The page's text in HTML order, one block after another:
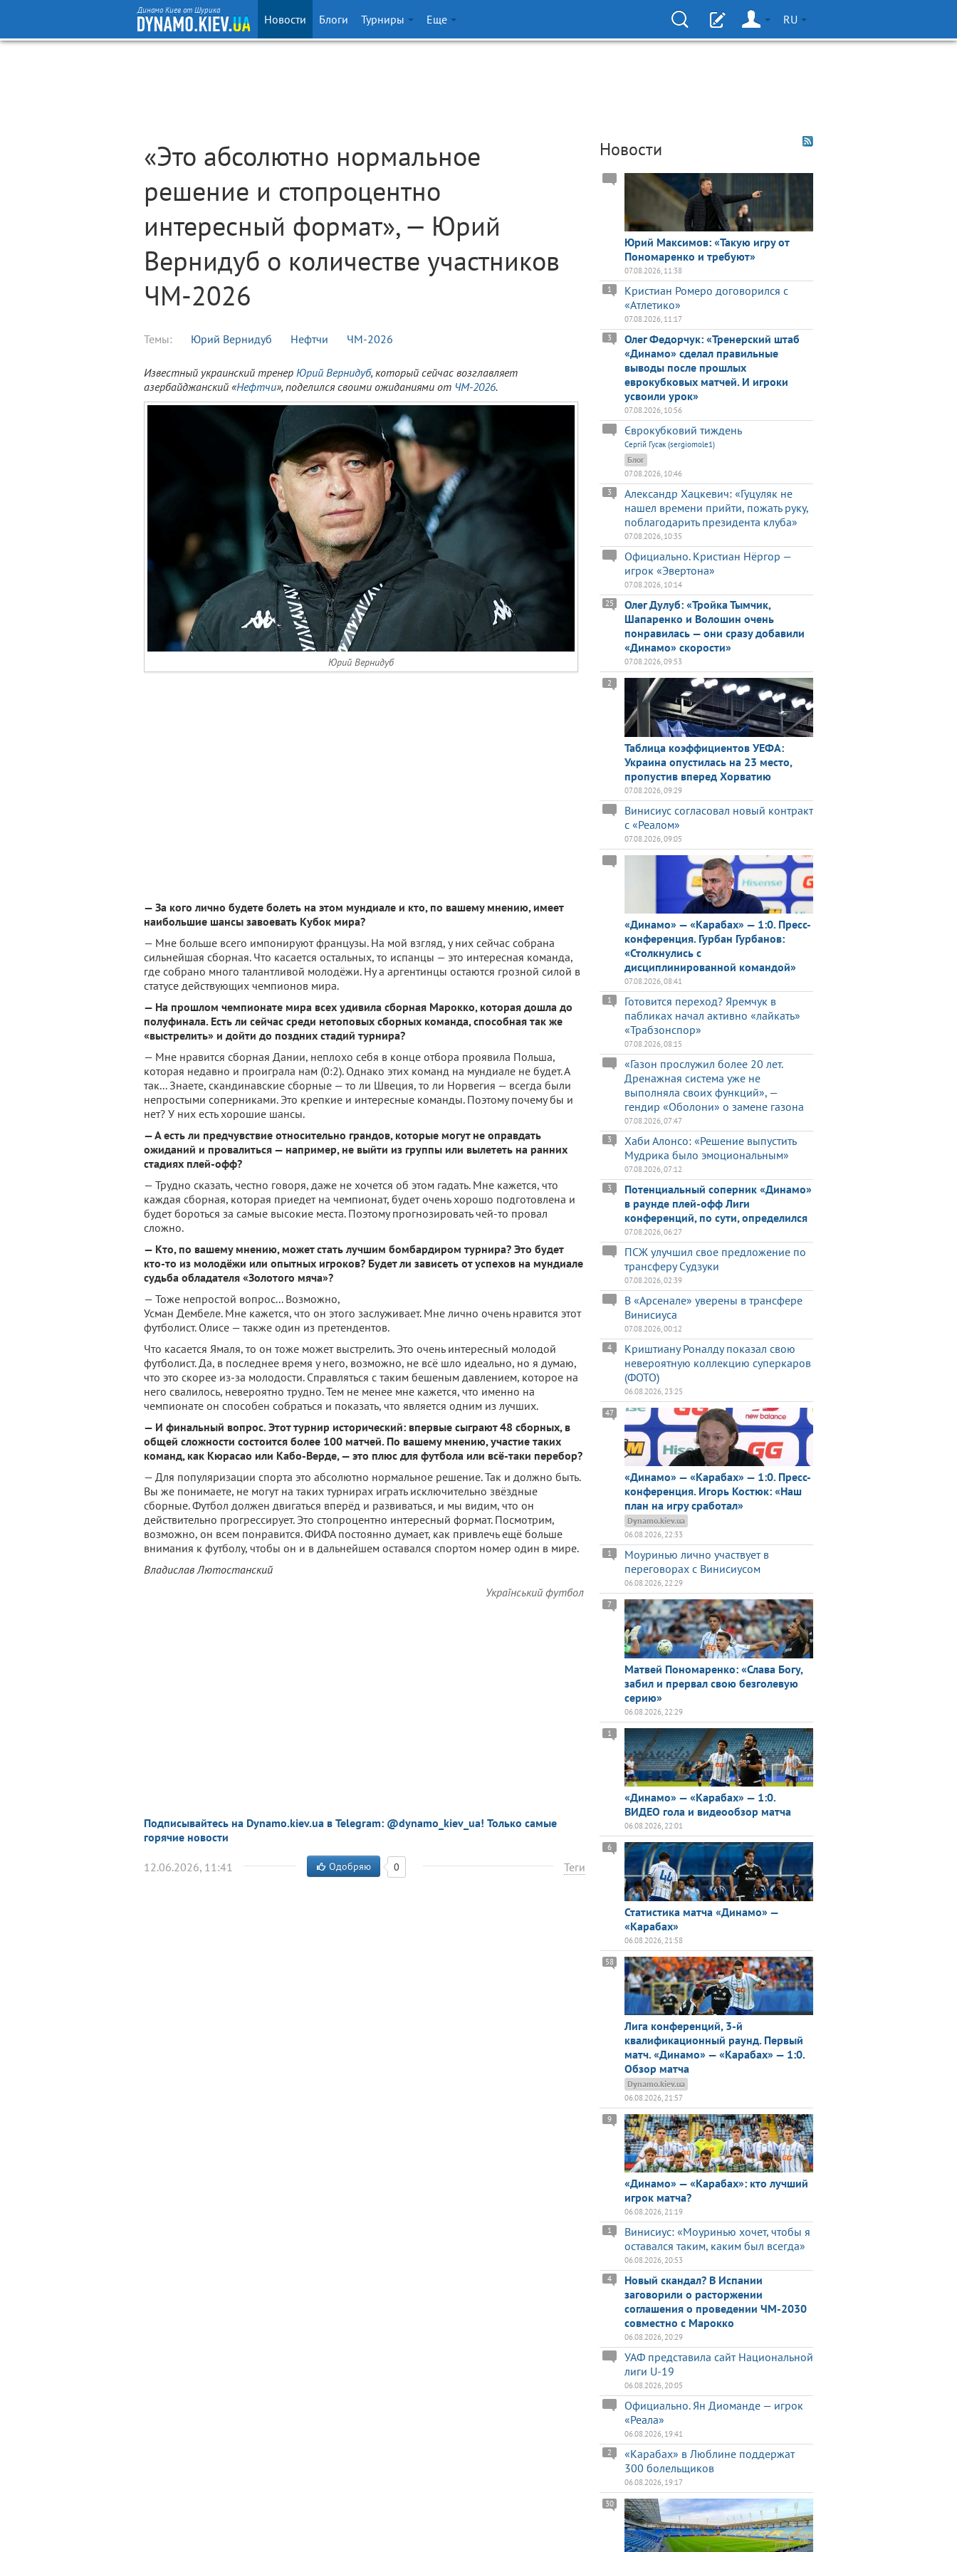
Динамо Киев от Шурика
Новости Блоги Турниры Еще RU
«Это абсолютно нормальное
решение и стопроцентно
интересный формат», — Юрий
Вернидуб о количестве участников
ЧМ-2026
Темы: Юрий Вернидуб Нефтчи ЧМ-2026
Известный украинский тренер Юрий Вернидуб, который сейчас возглавляет
азербайджанский «Нефтчи», поделился своими ожиданиями от ЧМ-2026.
Юрий Вернидуб
— За кого лично будете болеть на этом мундиале и кто, по вашему мнению, имеет
наибольшие шансы завоевать Кубок мира?
— Мне больше всего импонируют французы. На мой взгляд, у них сейчас собрана
сильнейшая сборная. Что касается остальных, то испанцы — это интересная команда,
где собрано много талантливой молодёжи. Ну а аргентинцы остаются грозной силой в
статусе действующих чемпионов мира.
— На прошлом чемпионате мира всех удивила сборная Марокко, которая дошла до
полуфинала. Есть ли сейчас среди нетоповых сборных команда, способная так же
«выстрелить» и дойти до поздних стадий турнира?
— Мне нравится сборная Дании, неплохо себя в конце отбора проявила Польша,
которая недавно и проиграла нам (0:2). Однако этих команд на мундиале не будет. А
так... Знаете, скандинавские сборные — то ли Швеция, то ли Норвегия — всегда были
непростыми соперниками. Это крепкие и интересные команды. Поэтому почему бы и
нет? У них есть хорошие шансы.
— А есть ли предчувствие относительно грандов, которые могут не оправдать
ожиданий и провалиться — например, не выйти из группы или вылететь на ранних
стадиях плей-офф?
— Трудно сказать, честно говоря, даже не хочется об этом гадать. Мне кажется, что
каждая сборная, которая приедет на чемпионат, будет очень хорошо подготовлена и
будет бороться за самые высокие места. Поэтому прогнозировать чей-то провал
сложно.
— Кто, по вашему мнению, может стать лучшим бомбардиром турнира? Это будет
кто-то из молодёжи или опытных игроков? Будет ли зависеть от успехов на мундиале
судьба обладателя «Золотого мяча»?
— Тоже непростой вопрос... Возможно,
Усман Дембеле. Мне кажется, что он этого заслуживает. Мне лично очень нравится этот
футболист. Олисе — также один из претендентов.
Что касается Ямаля, то он тоже может выстрелить. Это очень интересный молодой
футболист. Да, в последнее время у него, возможно, не всё шло идеально, но я думаю,
что это скорее из-за молодости. Справляться с таким бешеным давлением, которое на
него свалилось, невероятно трудно. Тем не менее мне кажется, что именно на
чемпионате он способен собраться и показать, что является одним из лучших.
— И финальный вопрос. Этот турнир исторический: впервые сыграют 48 сборных, в
общей сложности состоится более 100 матчей. По вашему мнению, участие таких
команд, как Кюрасао или Кабо-Верде, — это плюс для футбола или всё-таки перебор?
— Для популяризации спорта это абсолютно нормальное решение. Так и должно быть.
Вы же понимаете, не могут на таких турнирах играть исключительно звёздные
сборные. Футбол должен двигаться вперёд и развиваться, и мы видим, что он
действительно прогрессирует. Это стопроцентно интересный формат. Посмотрим,
возможно, он всем понравится. ФИФА постоянно думает, как привлечь ещё больше
внимания к футболу, чтобы он и в дальнейшем оставался спортом номер один в мире.
Владислав Лютостанский
Український футбол
Подписывайтесь на Dynamo.kiev.ua в Telegram: @dynamo_kiev_ua! Только самые
горячие новости
12.06.2026, 11:41 Теги
Одобряю 0
Новости
Юрий Максимов: «Такую игру от
Пономаренко и требуют»
07.08.2026, 11:38
Кристиан Ромеро договорился с
«Атлетико»
1
07.08.2026, 11:17
Олег Федорчук: «Тренерский штаб
«Динамо» сделал правильные
выводы после прошлых
еврокубковых матчей. И игроки
усвоили урок»
3
07.08.2026, 10:56
Єврокубковий тиждень
Сергій Гусак (sergiomole1)
Блог
07.08.2026, 10:46
Александр Хацкевич: «Гуцуляк не
нашел времени прийти, пожать руку,
поблагодарить президента клуба»
3
07.08.2026, 10:35
Официально. Кристиан Нёргор —
игрок «Эвертона»
07.08.2026, 10:14
Олег Дулуб: «Тройка Тымчик,
Шапаренко и Волошин очень
понравилась — они сразу добавили
«Динамо» скорости»
25
07.08.2026, 09:53
Таблица коэффициентов УЕФА:
Украина опустилась на 23 место,
пропустив вперед Хорватию
2
07.08.2026, 09:29
Винисиус согласовал новый контракт
с «Реалом»
07.08.2026, 09:05
«Динамо» — «Карабах» — 1:0. Пресс-
конференция. Гурбан Гурбанов:
«Столкнулись с
дисциплинированной командой»
07.08.2026, 08:41
Готовится переход? Яремчук в
пабликах начал активно «лайкать»
«Трабзонспор»
1
07.08.2026, 08:15
«Газон прослужил более 20 лет.
Дренажная система уже не
выполняла своих функций», —
гендир «Оболони» о замене газона
07.08.2026, 07:47
Хаби Алонсо: «Решение выпустить
Мудрика было эмоциональным»
3
07.08.2026, 07:12
Потенциальный соперник «Динамо»
в раунде плей-офф Лиги
конференций, по сути, определился
3
07.08.2026, 06:27
ПСЖ улучшил свое предложение по
трансферу Судзуки
07.08.2026, 02:39
В «Арсенале» уверены в трансфере
Винисиуса
07.08.2026, 00:12
Криштиану Роналду показал свою
невероятную коллекцию суперкаров
(ФОТО)
4
06.08.2026, 23:25
«Динамо» — «Карабах» — 1:0. Пресс-
конференция. Игорь Костюк: «Наш
план на игру сработал»
47
Dynamo.kiev.ua
06.08.2026, 22:33
Моуринью лично участвует в
переговорах с Винисиусом
1
06.08.2026, 22:29
Матвей Пономаренко: «Слава Богу,
забил и прервал свою безголевую
серию»
7
06.08.2026, 22:29
«Динамо» — «Карабах» — 1:0.
ВИДЕО гола и видеообзор матча
1
06.08.2026, 22:01
Статистика матча «Динамо» —
«Карабах»
6
06.08.2026, 21:58
Лига конференций, 3-й
квалификационный раунд. Первый
матч. «Динамо» — «Карабах» — 1:0.
Обзор матча
58
Dynamo.kiev.ua
06.08.2026, 21:57
«Динамо» — «Карабах»: кто лучший
игрок матча?
9
06.08.2026, 21:19
Винисиус: «Моуринью хочет, чтобы я
оставался таким, каким был всегда»
1
06.08.2026, 20:53
Новый скандал? В Испании
заговорили о расторжении
соглашения о проведении ЧМ-2030
совместно с Марокко
4
06.08.2026, 20:29
УАФ представила сайт Национальной
лиги U-19
06.08.2026, 20:05
Официально. Ян Диоманде — игрок
«Реала»
06.08.2026, 19:41
«Карабах» в Люблине поддержат
300 болельщиков
2
06.08.2026, 19:17
30